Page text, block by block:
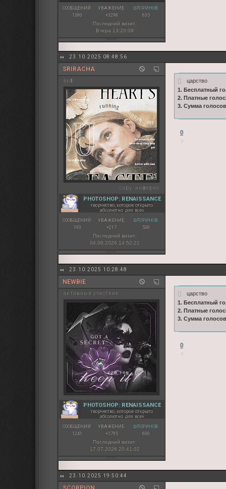
СООБЩЕНИЙ:
1380
УВАЖЕНИЕ:
+3298
ФЛОРИНОВ:
635
Последний визит:
Вчера 13:20:09
23.10.2025 08:48:56
SRIRACHA
ауф
copy: инферно
PHOTOSHOP: RENAISSANCE
творчество, которое открыто
абсолютно для всех
СООБЩЕНИЙ:
193
УВАЖЕНИЕ:
+217
ФЛОРИНОВ:
530
Последний визит:
04.08.2026 14:52:21
царство
1. Бесплатный
2. Платные
3. Сумма
0
23.10.2025 10:28:48
NEWBIE
активный участник
PHOTOSHOP: RENAISSANCE
творчество, которое открыто
абсолютно для всех
СООБЩЕНИЙ:
1241
УВАЖЕНИЕ:
+1795
ФЛОРИНОВ:
600
Последний визит:
17.07.2026 20:41:02
царство
1. Бесплатный
2. Платные
3. Сумма
0
23.10.2025 19:50:44